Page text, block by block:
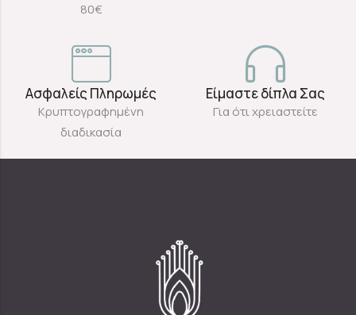
80€
Ασφαλείς Πληρωμές
Κρυπτογραφημένη
διαδικασία
Είμαστε δίπλα Σας
Για ότι χρειαστείτε